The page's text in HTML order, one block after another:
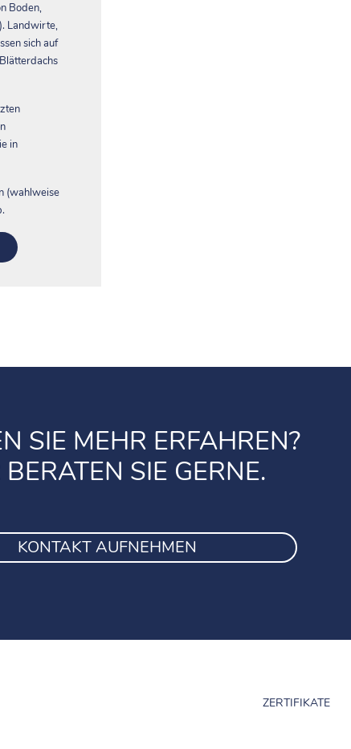
Boden,
Landwirte,
sich auf
in
(wahlweise
SIE MEHR ERFAHREN?
SIE GERNE.
KONTAKT AUFNEHMEN
ZERTIFIKATE